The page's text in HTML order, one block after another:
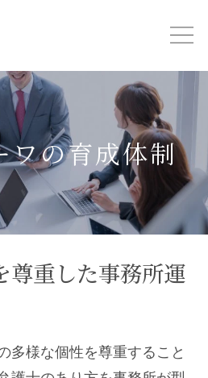
ワの育成体制
尊重した事務所運
多様な個性を尊重すること